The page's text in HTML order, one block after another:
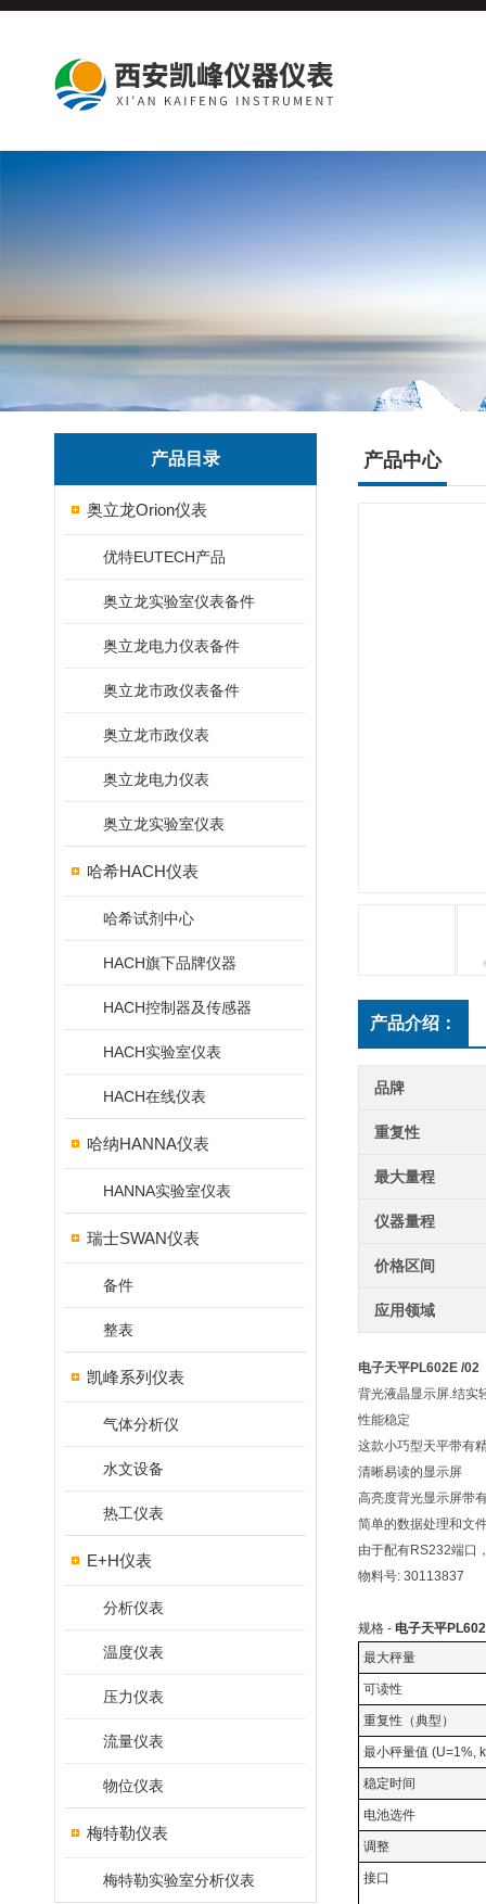
产品目录
奥立龙Orion仪表
优特EUTECH产品
奥立龙实验室仪表备件
奥立龙电力仪表备件
奥立龙市政仪表备件
奥立龙市政仪表
奥立龙电力仪表
奥立龙实验室仪表
哈希HACH仪表
哈希试剂中心
HACH旗下品牌仪器
HACH控制器及传感器
HACH实验室仪表
HACH在线仪表
哈纳HANNA仪表
HANNA实验室仪表
瑞士SWAN仪表
备件
整表
凯峰系列仪表
气体分析仪
水文设备
热工仪表
E+H仪表
分析仪表
温度仪表
压力仪表
流量仪表
物位仪表
梅特勒仪表
梅特勒实验室分析仪表
产品中心
产品介绍：
品牌
重复性
最大量程
仪器量程
价格区间
应用领域
电子天平PL602E /02
背光液晶显示屏.结实
性能稳定
这款小巧型天平带有
清晰易读的显示屏
高亮度背光显示屏带
简单的数据处理和文
由于配有RS232端口
物料号: 30113837
规格 - 电子天平
最大秤量
可读性
重复性（典型）
最小秤量值 (U=1%,
稳定时间
电池选件
调整
接口